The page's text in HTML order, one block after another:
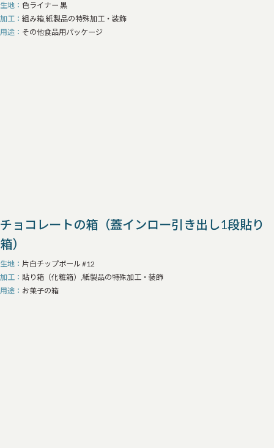
生地
色ライナー 黒
加工
組み箱,紙製品の特殊加工・装飾
用途
その他食品用パッケージ
チョコレートの箱（蓋インロー引き出し1段貼り
箱）
生地
片白チップボール #12
加工
貼り箱（化粧箱）,紙製品の特殊加工・装飾
用途
お菓子の箱